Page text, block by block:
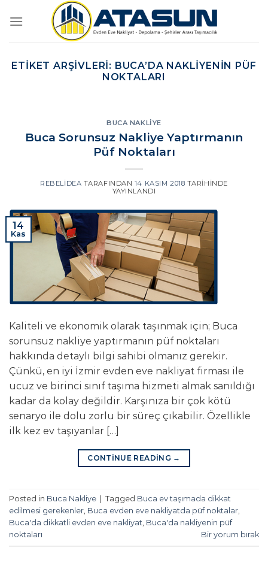
atla
ETIKET ARŞIVLERI: BUCA’DA NAKLIYENIN PÜF
NOKTALARI
BUCA NAKLIYE
Buca Sorunsuz Nakliye Yaptırmanın
Püf Noktaları
REBELIDEA TARAFINDAN 14 KASIM 2018 TARIHINDE
YAYINLANDI
14
Kas
Kaliteli ve ekonomik olarak taşınmak için; Buca
sorunsuz nakliye yaptırmanın püf noktaları
hakkında detaylı bilgi sahibi olmanız gerekir.
Çünkü, en iyi İzmir evden eve nakliyat firması ile
ucuz ve birinci sınıf taşıma hizmeti almak sanıldığı
kadar da kolay değildir. Karşınıza bir çok kötü
senaryo ile dolu zorlu bir süreç çıkabilir. Özellikle
ilk kez ev taşıyanlar […]
CONTINUE READING →
Posted in Buca Nakliye Tagged Buca ev taşımada dikkat
edilmesi gerekenler Buca evden eve nakliyatda püf noktalar
Buca'da dikkatli evden eve nakliyat Buca'da nakliyenin püf
noktaları
Bir yorum bırak